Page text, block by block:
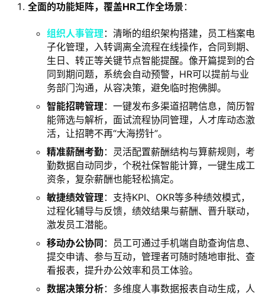
全面的功能矩阵，覆盖HR工作全场景 ：
组织人事管理 ：清晰的组织架构搭建，员工档案电
子化管理，入转调离全流程在线操作，合同到期、
生日、转正等关键节点智能提醒。像开篇提到的合
同到期问题，系统会自动预警，HR可以提前与业
务部门沟通，从容决策，避免临时抱佛脚。
智能招聘管理 ：一键发布多渠道招聘信息，简历智
能筛选与解析，面试流程协同管理，人才库动态激
活，让招聘不再“大海捞针”。
精准薪酬考勤：灵活配置薪酬结构与算薪规则，考
勤数据自动同步，个税社保智能计算，一键生成工
资条，复杂薪酬也能轻松搞定。
敏捷绩效管理 ：支持KPI、OKR等多种绩效模式，
过程化辅导与反馈，绩效结果与薪酬、晋升联动，
激发员工潜能。
移动办公协同 ：员工可通过手机端自助查询信息、
提交申请、参与互动，管理者可随时随地审批、查
看报表，提升办公效率和员工体验。
数据决策分析：多维度人事数据报表自动生成，人